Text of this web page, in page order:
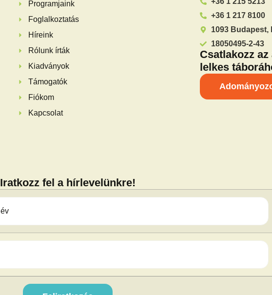
Programjaink
Foglalkoztatás
Híreink
Rólunk írták
Kiadványok
Támogatók
Fiókom
Kapcsolat
+36 1 217 8100
1093 Budapest,
18050495-2-43
Csatlakozz
lelkes
Iratkozz fel a hírlevelünkre!